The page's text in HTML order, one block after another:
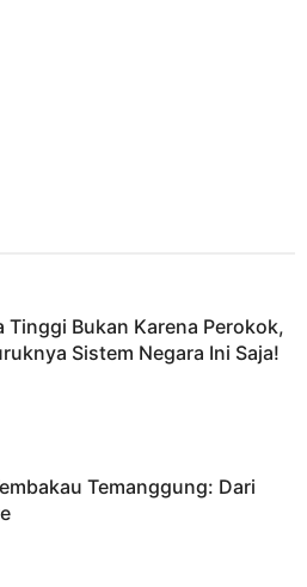
Tinggi Bukan Karena Perokok,
Sistem Negara Ini Saja!
Temanggung: Dari